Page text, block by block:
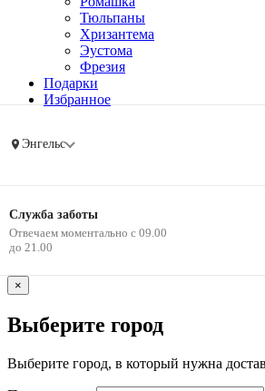
Тюльпаны
Хризантема
Эустома
Фрезия
Подарки
Избранное
Энгельс
Служба заботы
Отвечаем моментально с 09.00
до 21.00
×
Выберите город
Выберите город, в который нужна